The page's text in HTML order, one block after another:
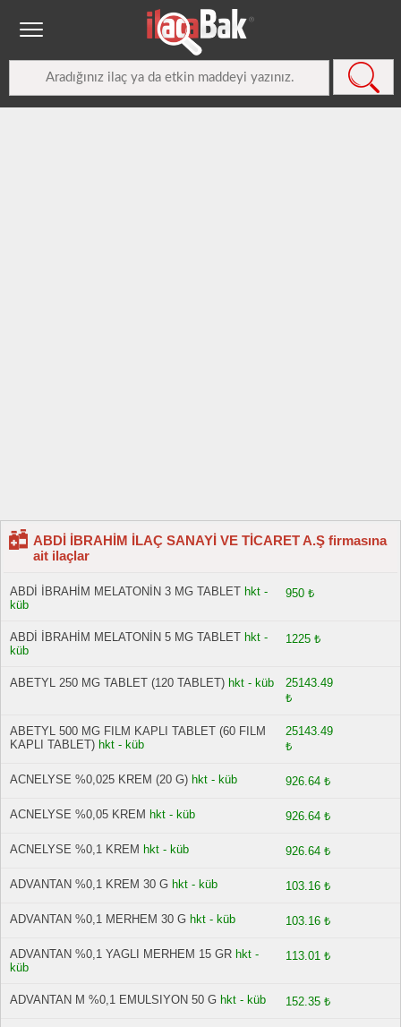
ABDİ İBRAHİM İLAÇ SANAYİ VE TİCARET A.Ş firmasına
ait ilaçlar
ABDİ İBRAHİM MELATONİN 3 MG TABLET hkt -
küb
950 ₺
ABDİ İBRAHİM MELATONİN 5 MG TABLET hkt -
küb
1225 ₺
ABETYL 250 MG TABLET (120 TABLET) hkt - küb
25143.49
₺
ABETYL 500 MG FILM KAPLI TABLET (60 FILM
KAPLI TABLET) hkt - küb
25143.49
₺
ACNELYSE %0,025 KREM (20 G) hkt - küb 926.64 ₺
ACNELYSE %0,05 KREM hkt - küb 926.64 ₺
ACNELYSE %0,1 KREM hkt - küb 926.64 ₺
ADVANTAN %0,1 KREM 30 G hkt - küb 103.16 ₺
ADVANTAN %0,1 MERHEM 30 G hkt - küb 103.16 ₺
ADVANTAN %0,1 YAGLI MERHEM 15 GR hkt -
küb
113.01 ₺
ADVANTAN M %0,1 EMULSIYON 50 G hkt - küb 152.35 ₺